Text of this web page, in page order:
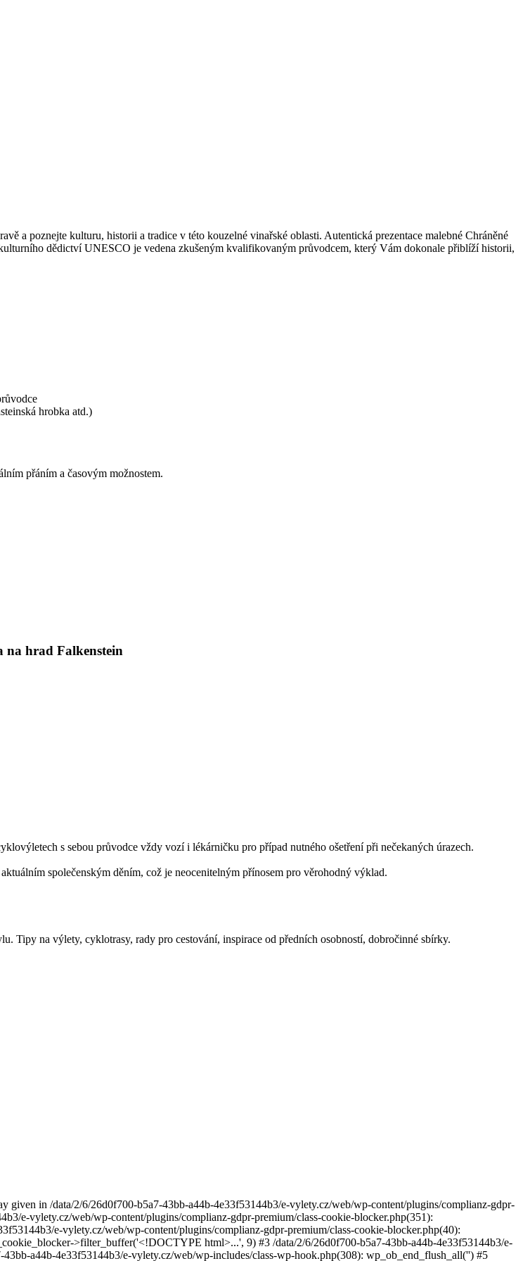
a poznejte kulturu, historii a tradice v této kouzelné vinařské oblasti. Autentická prezentace malebné Chráněné
dědictví UNESCO je vedena zkušeným kvalifikovaným průvodcem, který Vám dokonale přiblíží historii,
hrobka atd.)
přáním a časovým možnostem.
na hrad Falkenstein
s sebou průvodce vždy vozí i lékárničku pro případ nutného ošetření při nečekaných úrazech.
společenským děním, což je neocenitelným přínosem pro věrohodný výklad.
Tipy na výlety, cyklotrasy, rady pro cestování, inspirace od předních osobností, dobročinné sbírky.
given in /data/2/6/26d0f700-b5a7-43bb-a44b-4e33f53144b3/e-vylety.cz/web/wp-content/plugins/complianz-gdpr-
e-vylety.cz/web/wp-content/plugins/complianz-gdpr-premium/class-cookie-blocker.php(351):
e-vylety.cz/web/wp-content/plugins/complianz-gdpr-premium/class-cookie-blocker.php(40):
>filter_buffer('<!DOCTYPE html>...', 9) #3 /data/2/6/26d0f700-b5a7-43bb-a44b-4e33f53144b3/e-
a44b-4e33f53144b3/e-vylety.cz/web/wp-includes/class-wp-hook.php(308): wp_ob_end_flush_all('') #5